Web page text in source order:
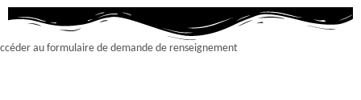
au formulaire de demande de renseignement